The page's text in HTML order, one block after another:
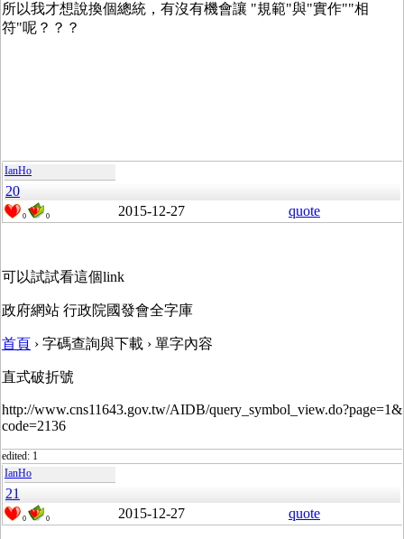
所以我才想說換個總統，有沒有機會讓 "規範"與"實作""相
符"呢？？？
IanHo
20
0 0 2015-12-27 quote
可以試試看這個link
政府網站 行政院國發會全字庫
首頁 › 字碼查詢與下載 › 單字內容
直式破折號
http://www.cns11643.gov.tw/AIDB/query_symbol_view.do?page=1&
code=2136
edited: 1
IanHo
21
0 0 2015-12-27 quote